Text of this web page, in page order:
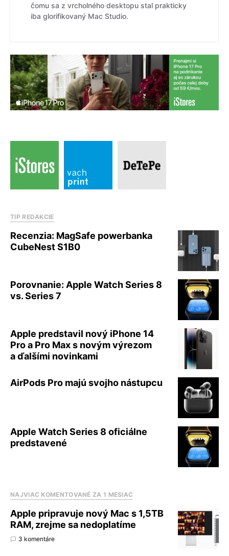
čomu sa z vrcholného desktopu stal prakticky
iba glorifikovaný Mac Studio.
TIP REDAKCIE
Recenzia: MagSafe powerbanka
CubeNest S1B0
Porovnanie: Apple Watch Series 8
vs. Series 7
Apple predstavil nový iPhone 14
Pro a Pro Max s novým výrezom
a ďalšími novinkami
AirPods Pro majú svojho nástupcu
Apple Watch Series 8 oficiálne
predstavené
NAJVIAC KOMENTOVANÉ ZA 1 MESIAC
Apple pripravuje nový Mac s 1,5TB
RAM, zrejme sa nedoplatíme
3 komentáre